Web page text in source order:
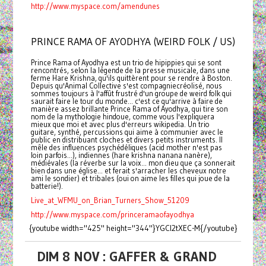
http://www.myspace.com/amendunes
PRINCE RAMA OF AYODHYA (WEIRD FOLK / US)
Prince Rama of Ayodhya est un trio de hipippies qui se sont
rencontrés, selon la légende de la presse musicale, dans une
ferme Hare Krishna, qu'ils quittèrent pour se rendre à Boston.
Depuis qu'Animal Collective s'est compagniecréolisé, nous
sommes toujours à l'affût frustré d'un groupe de weird folk qui
saurait faire le tour du monde... c'est ce qu'arrive à faire de
manière assez brillante Prince Rama of Ayodhya, qui tire son
nom de la mythologie hindoue, comme vous l'expliquera
mieux que moi et avec plus d'erreurs wikipedia. Un trio
guitare, synthé, percussions qui aime à communier avec le
public en distribuant cloches et divers petits instruments. Il
mêle des influences psychédéliques (acid mother n'est pas
loin parfois...), indiennes (hare krishna nanana nanère),
médiévales (la réverbe sur la voix... mon dieu que ça sonnerait
bien dans une église... et ferait s'arracher les cheveux notre
ami le sondier) et tribales (oui on aime les filles qui joue de la
batterie!).
Live_at_WFMU_on_Brian_Turners_Show_51209
http://www.myspace.com/princeramaofayodhya
{youtube width="425" height="344"}YGCl2tXEC-M{/youtube}
DIM 8 NOV : GAFFER & GRAND